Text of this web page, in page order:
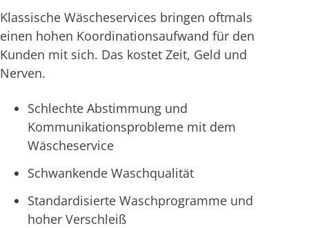
Klassische Wäscheservices bringen oftmals
einen hohen Koordinationsaufwand für den
Kunden mit sich. Das kostet Zeit, Geld und
Nerven.
Schlechte Abstimmung und
Kommunikationsprobleme mit dem
Wäscheservice
Schwankende Waschqualität
Standardisierte Waschprogramme und
hoher Verschleiß